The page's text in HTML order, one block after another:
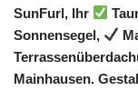
SunFurl, Ihr
Sonnensegel,
Mainhausen.